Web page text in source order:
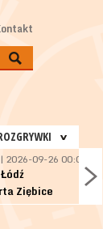
| 2026-09-26 00:00
Ziębice